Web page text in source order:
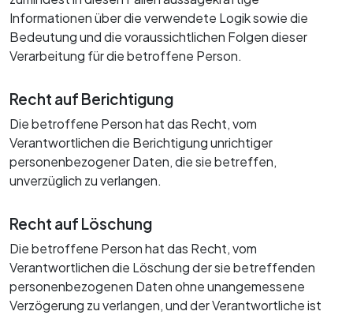
Informationen über die verwendete Logik sowie die
Bedeutung und die voraussichtlichen Folgen dieser
Verarbeitung für die betroffene Person.
Recht auf Berichtigung
Die betroffene Person hat das Recht, vom
Verantwortlichen die Berichtigung unrichtiger
personenbezogener Daten, die sie betreffen,
unverzüglich zu verlangen.
Recht auf Löschung
Die betroffene Person hat das Recht, vom
Verantwortlichen die Löschung der sie betreffenden
personenbezogenen Daten ohne unangemessene
Verzögerung zu verlangen, und der Verantwortliche ist